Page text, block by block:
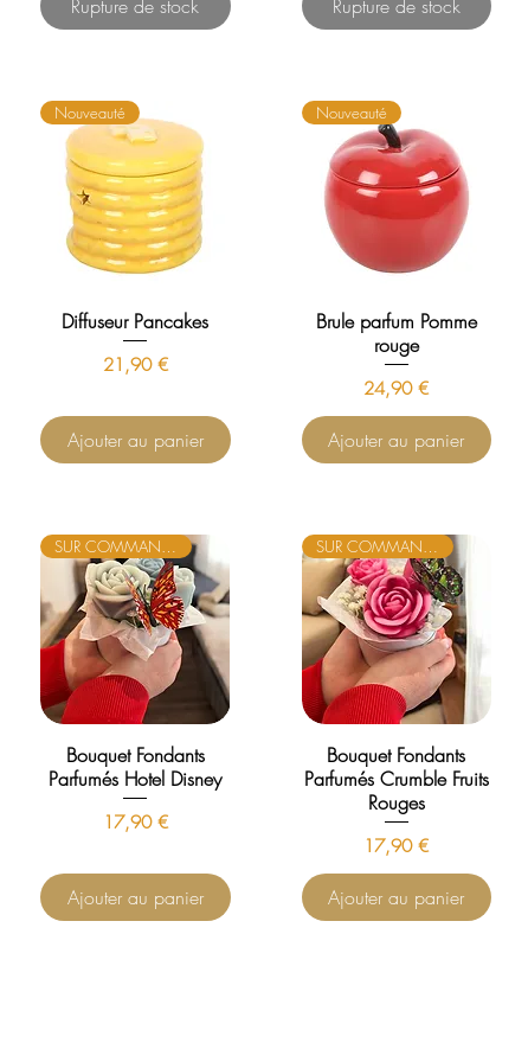
Rupture de stock Rupture de stock
Nouveauté
Diffuseur Pancakes
Prix
21,90 €
Ajouter au panier
Nouveauté
Brule parfum Pomme
rouge
Prix
24,90 €
Ajouter au panier
SUR COMMANDE
Bouquet Fondants
Parfumés Hotel Disney
Prix
17,90 €
Ajouter au panier
SUR COMMANDE
Bouquet Fondants
Parfumés Crumble Fruits
Rouges
Prix
17,90 €
Ajouter au panier